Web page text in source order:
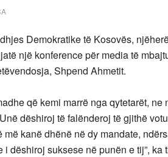
Demokratike të Kosovës,
një konference për media të
Shpend Ahmetit.
që kemi marrë nga qytetarët,
dëshiroj të falënderoj të gjithë
kanë dhënë në dy mandate,
dëshiroj suksese në punën e tij”, ka